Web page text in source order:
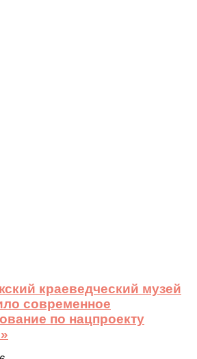
краеведческий музей
современное
по нацпроекту